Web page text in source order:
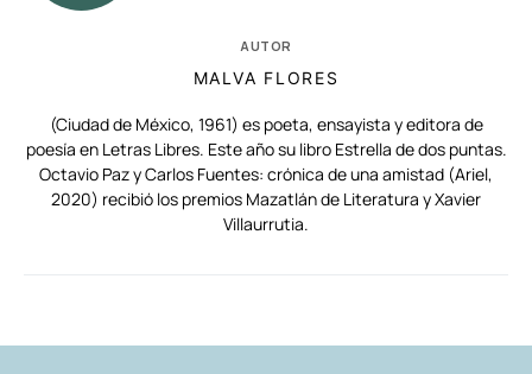
AUTOR
MALVA FLORES
(Ciudad de México, 1961) es poeta, ensayista y editora de
poesía en Letras Libres. Este año su libro Estrella de dos puntas.
Octavio Paz y Carlos Fuentes: crónica de una amistad (Ariel,
2020) recibió los premios Mazatlán de Literatura y Xavier
Villaurrutia.